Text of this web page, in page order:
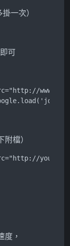
一次）
可
檔）
度，